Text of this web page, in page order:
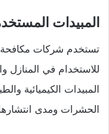
المبيدات
تستخدم شركات
للاستخدام في المنازل
المبيدات الكيميائية
الحشرات ومدى